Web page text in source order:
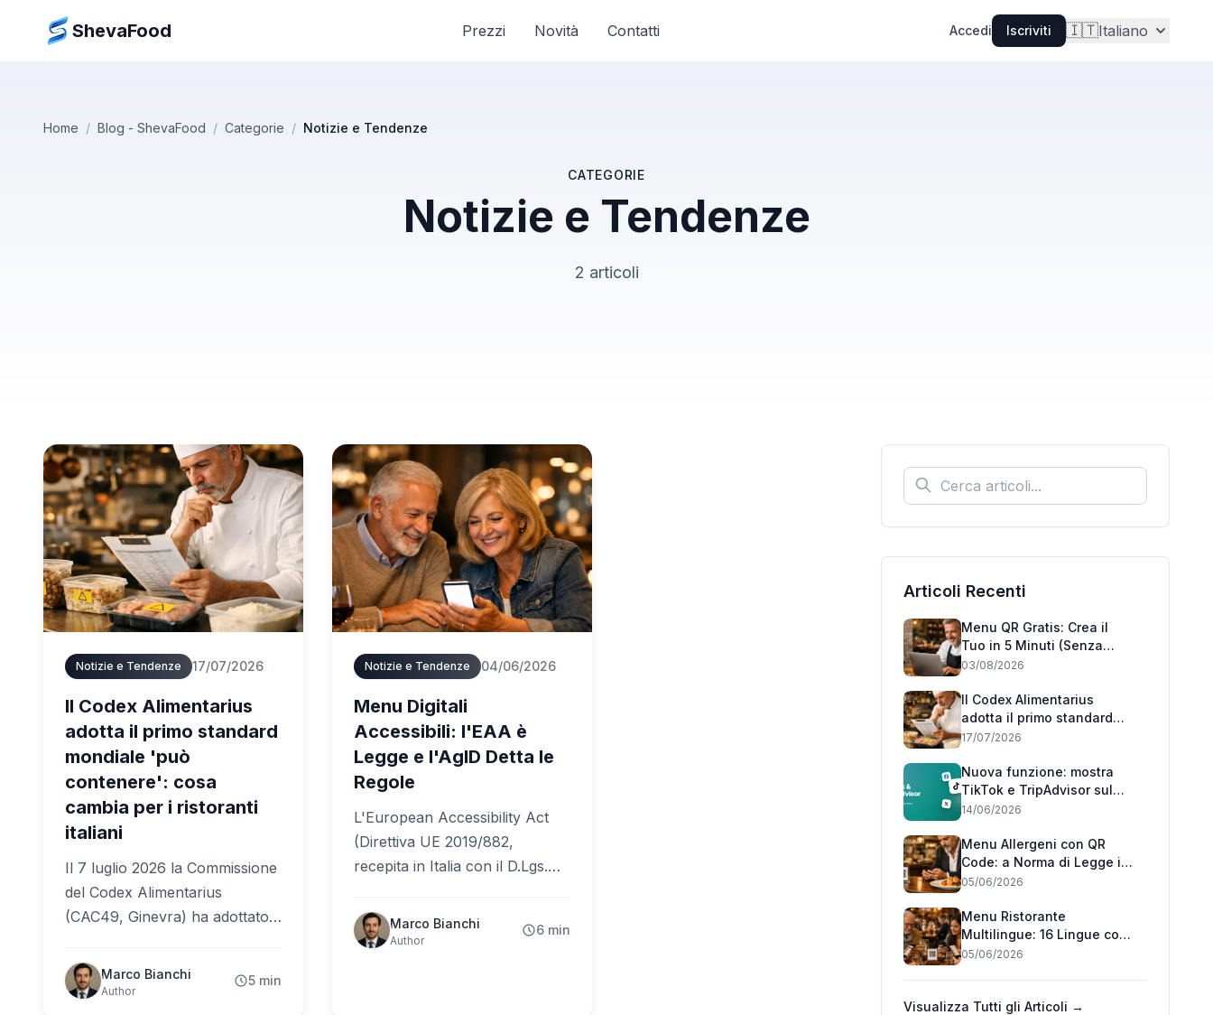
ShevaFood Prezzi Novità Contatti Accedi Iscriviti 🇮🇹Italiano
Home / Blog - ShevaFood / Categorie / Notizie e Tendenze
CATEGORIE
Notizie e Tendenze
2 articoli
Notizie e Tendenze 17/07/2026
Il Codex Alimentarius
adotta il primo standard
mondiale 'può
contenere': cosa
cambia per i ristoranti
italiani
Il 7 luglio 2026 la Commissione
del Codex Alimentarius
(CAC49, Ginevra) ha adottato il
per l'etichettatura
precauzionale degli allergeni
Marco Bianchi
Author
5 min
Notizie e Tendenze 04/06/2026
Menu Digitali
Accessibili: l'EAA è
Legge e l'AgID Detta le
Regole
L'European Accessibility Act
(Direttiva UE 2019/882,
recepita in Italia con il D.Lgs.
giugno 2025. A marzo 2026
l'AgID ha pubblicato le linee
Marco Bianchi
Author
6 min
Articoli Recenti
Menu QR Gratis: Crea il
Tuo in 5 Minuti (Senza
Carta di Credito)
03/08/2026
Il Codex Alimentarius
adotta il primo standard
mondiale 'può contenere':
ristoranti italiani
17/07/2026
Nuova funzione: mostra
TikTok e TripAdvisor sul
tuo menu 📲
14/06/2026
Menu Allergeni con QR
Code: a Norma di Legge in
Pochi Minuti (2026)
05/06/2026
Menu Ristorante
Multilingue: 16 Lingue con
un QR Code (2026)
05/06/2026
Visualizza Tutti gli Articoli →